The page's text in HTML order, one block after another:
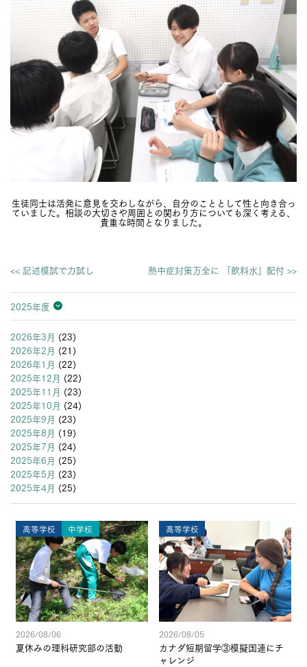
生徒同士は活発に意見を交わしながら、自分のこととして性と向き合っ
ていました。相談の大切さや周囲との関わり方についても深く考える、
貴重な時間となりました。
<< 記述模試で力試し 熱中症対策万全に 「飲料水」配付 >>
2025年度
2026年度
2025年度
2024年度
2023年度
2022年度
2021年度
2020年度
2019年度
2018年度
2017年度
2016年度
2015年度
2014年度
2013年度
2026年3月 (23)
2026年2月 (21)
2026年1月 (22)
2025年12月 (22)
2025年11月 (23)
2025年10月 (24)
2025年9月 (23)
2025年8月 (19)
2025年7月 (24)
2025年6月 (25)
2025年5月 (23)
2025年4月 (25)
高等学校 中学校
2026/08/06
夏休みの理科研究部の活動
高等学校
2026/08/05
カナダ短期留学③模擬国連にチ
ャレンジ